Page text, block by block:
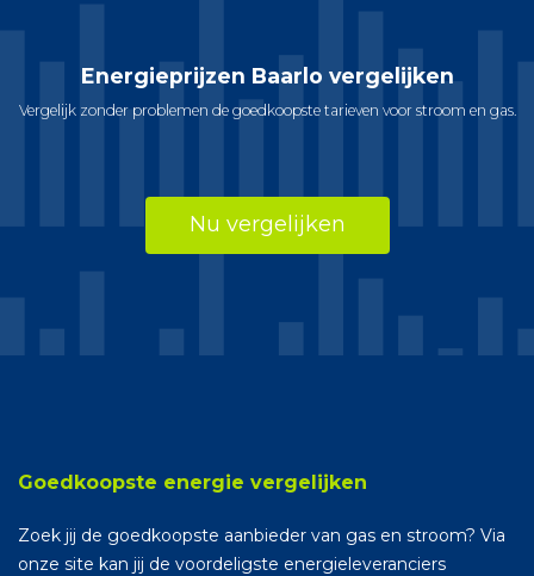
Energieprijzen Baarlo vergelijken
Vergelijk zonder problemen de goedkoopste tarieven voor stroom en gas.
Nu vergelijken
Goedkoopste energie vergelijken
Zoek jij de goedkoopste aanbieder van gas en stroom? Via
onze site kan jij de voordeligste energieleveranciers